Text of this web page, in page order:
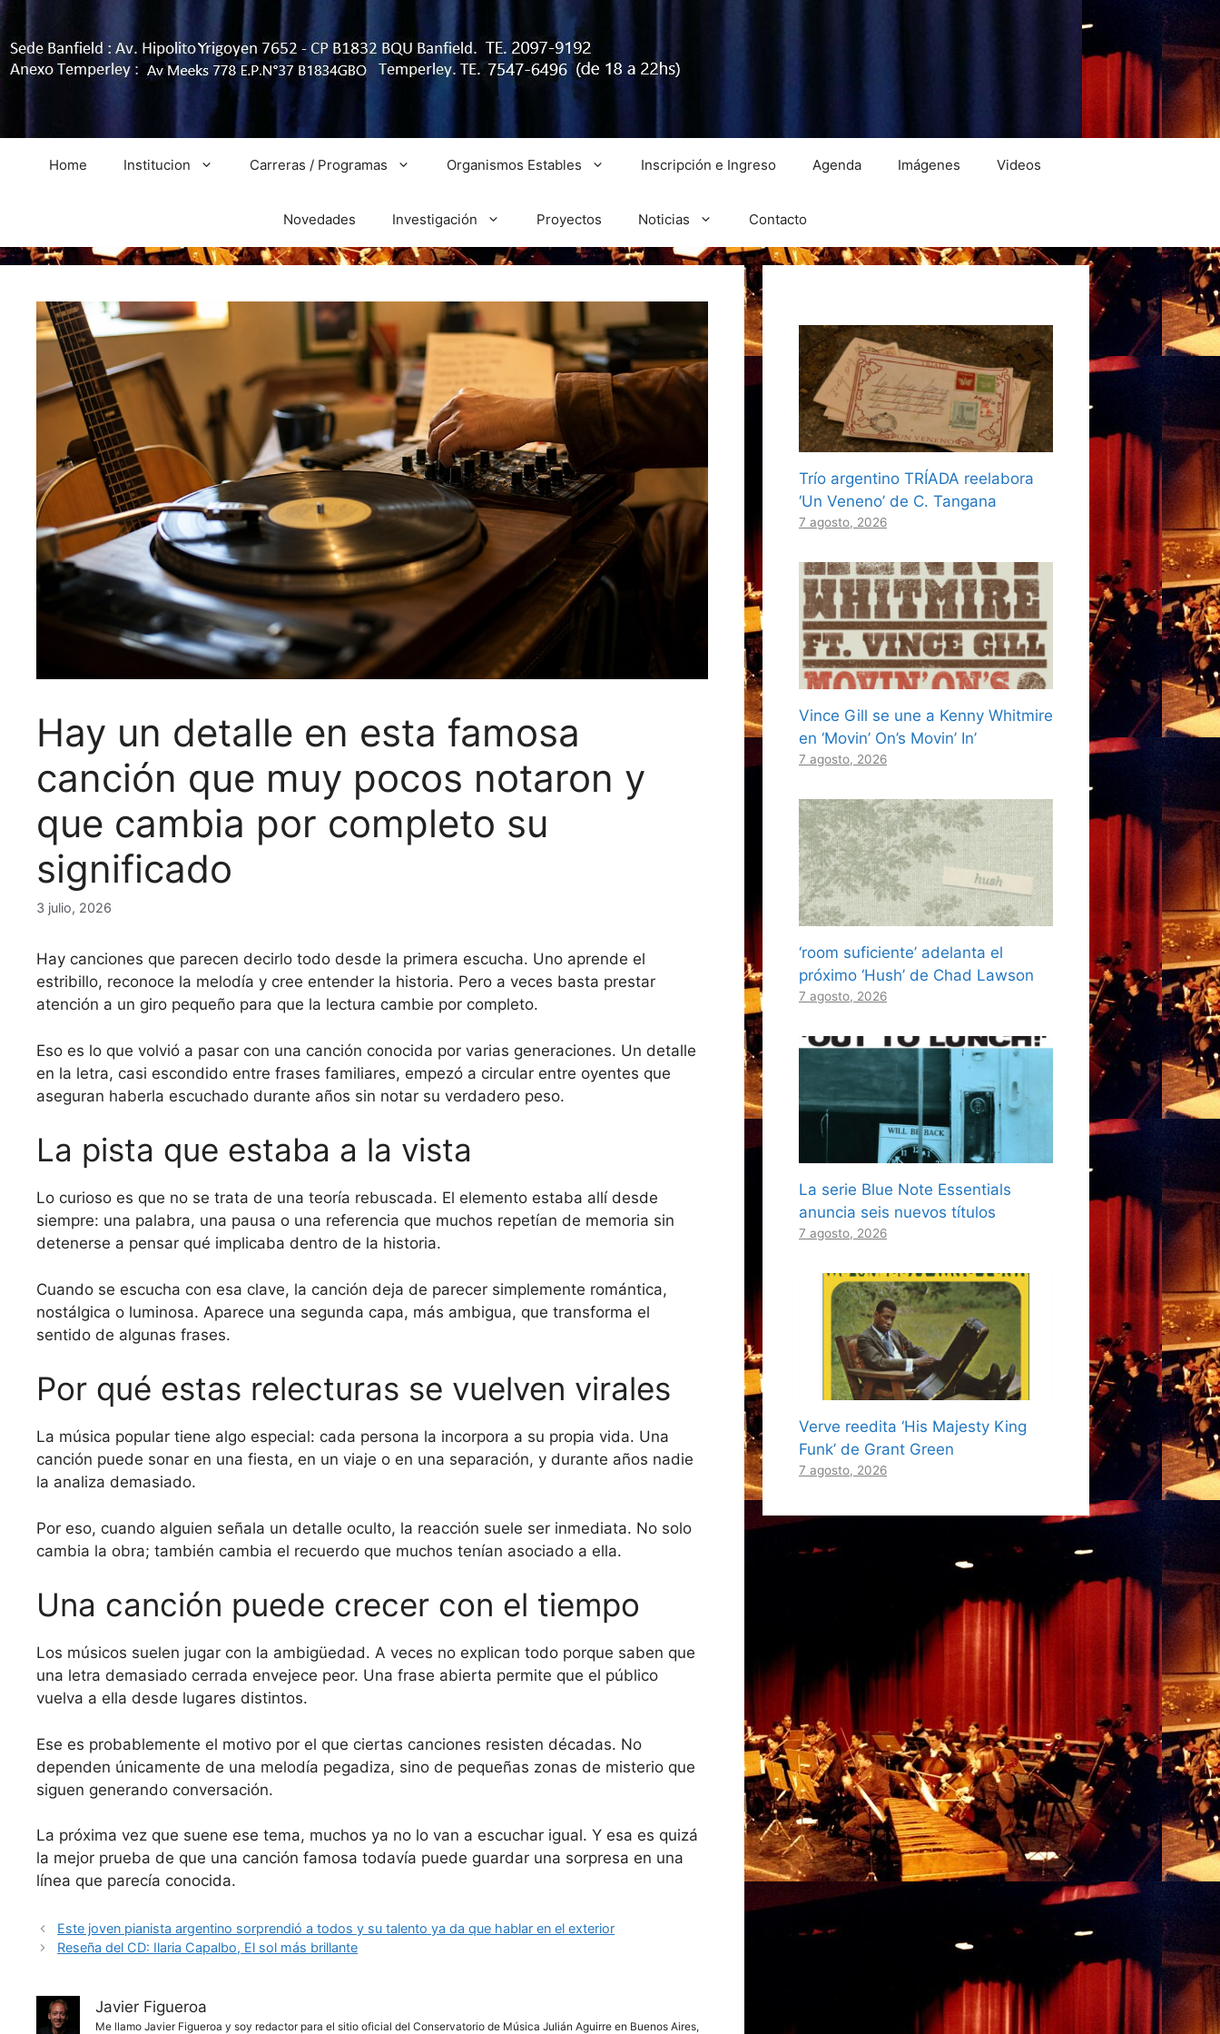
Home Institucion Carreras / Programas Organismos Estables Inscripción e Ingreso Agenda Imágenes Videos
Novedades Investigación Proyectos Noticias Contacto
Hay un detalle en esta famosa
canción que muy pocos notaron y
que cambia por completo su
significado
3 julio, 2026
Hay canciones que parecen decirlo todo desde la primera escucha. Uno aprende el
estribillo, reconoce la melodía y cree entender la historia. Pero a veces basta prestar
atención a un giro pequeño para que la lectura cambie por completo.
Eso es lo que volvió a pasar con una canción conocida por varias generaciones. Un detalle
en la letra, casi escondido entre frases familiares, empezó a circular entre oyentes que
aseguran haberla escuchado durante años sin notar su verdadero peso.
La pista que estaba a la vista
Lo curioso es que no se trata de una teoría rebuscada. El elemento estaba allí desde
siempre: una palabra, una pausa o una referencia que muchos repetían de memoria sin
detenerse a pensar qué implicaba dentro de la historia.
Cuando se escucha con esa clave, la canción deja de parecer simplemente romántica,
nostálgica o luminosa. Aparece una segunda capa, más ambigua, que transforma el
sentido de algunas frases.
Por qué estas relecturas se vuelven virales
La música popular tiene algo especial: cada persona la incorpora a su propia vida. Una
canción puede sonar en una fiesta, en un viaje o en una separación, y durante años nadie
la analiza demasiado.
Por eso, cuando alguien señala un detalle oculto, la reacción suele ser inmediata. No solo
cambia la obra; también cambia el recuerdo que muchos tenían asociado a ella.
Una canción puede crecer con el tiempo
Los músicos suelen jugar con la ambigüedad. A veces no explican todo porque saben que
una letra demasiado cerrada envejece peor. Una frase abierta permite que el público
vuelva a ella desde lugares distintos.
Ese es probablemente el motivo por el que ciertas canciones resisten décadas. No
dependen únicamente de una melodía pegadiza, sino de pequeñas zonas de misterio que
siguen generando conversación.
La próxima vez que suene ese tema, muchos ya no lo van a escuchar igual. Y esa es quizá
la mejor prueba de que una canción famosa todavía puede guardar una sorpresa en una
línea que parecía conocida.
Este joven pianista argentino sorprendió a todos y su talento ya da que hablar en el exterior
Reseña del CD: Ilaria Capalbo, El sol más brillante
Javier Figueroa
Me llamo Javier Figueroa y soy redactor para el sitio oficial del Conservatorio de Música Julián Aguirre en Buenos Aires,
Trío argentino TRÍADA reelabora
‘Un Veneno’ de C. Tangana
7 agosto, 2026
Vince Gill se une a Kenny Whitmire
en ‘Movin’ On’s Movin’ In’
7 agosto, 2026
‘room suficiente’ adelanta el
próximo ‘Hush’ de Chad Lawson
7 agosto, 2026
La serie Blue Note Essentials
anuncia seis nuevos títulos
7 agosto, 2026
Verve reedita ‘His Majesty King
Funk’ de Grant Green
7 agosto, 2026